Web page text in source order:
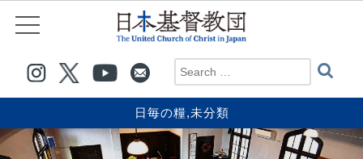
日毎の糧,未分類